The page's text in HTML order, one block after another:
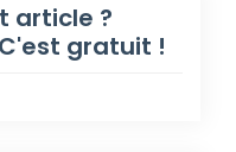
article ?
gratuit !